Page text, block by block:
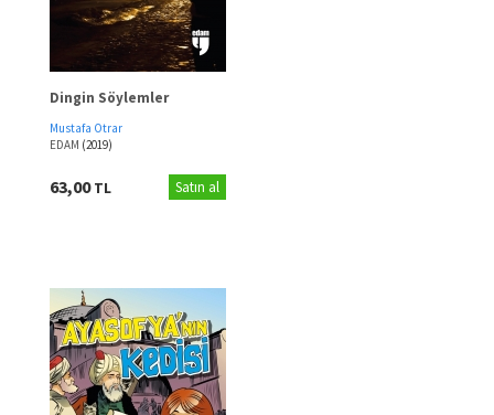
Dingin Söylemler
Mustafa Otrar
EDAM (2019)
63,00TL Satın al